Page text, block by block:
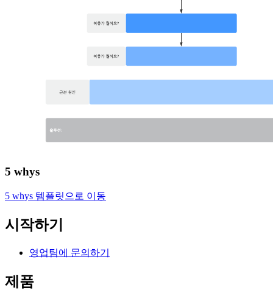
5 whys
5 whys 템플릿으로 이동
시작하기
영업팀에 문의하기
제품